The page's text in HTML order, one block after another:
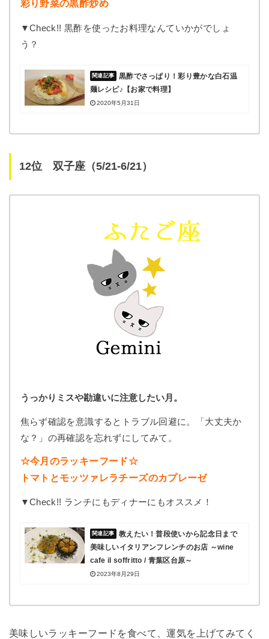
彩り野菜の黒酢炒め
▼Check!! 黒酢を使ったお料理なんていかがでしょ
う？
黒酢でさっぱり！彩り豊かな白石温
麺レシピ♪【お家で料理】
2020年5月31日
12位 双子座（5/21-6/21）
うっかりミスや勘違いに注意したい月。
焦らず確認を意識するとトラブル回避に。「大丈夫か
な？」の再確認を忘れずにしてみて。
☆今月のラッキーフード☆
トマトとモッツァレラチーズのカプレーゼ
▼Check!! ランチにもディナーにもオススメ！
教えたい！普段使いから記念日まで
美味しいイタリアンフレンチのお店 ～wine
cafe il soffritto / 青葉区台原～
2023年8月29日
美味しいラッキーフードを食べて、運気を上げてみてく